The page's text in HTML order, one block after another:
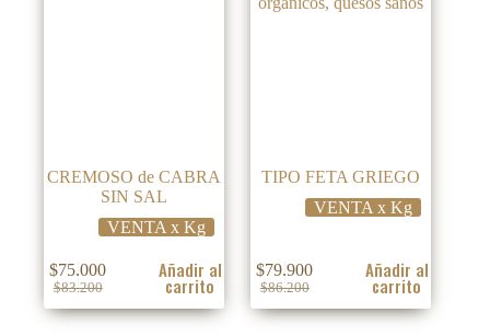
CREMOSO de CABRA
SIN SAL
VENTA x Kg
$83.200
El
precio
original
$75.000
El
precio
actual
Añadir al
carrito
TIPO FETA GRIEGO
VENTA x Kg
$86.200
El
precio
original
$79.900
El
precio
actual
Añadir al
carrito